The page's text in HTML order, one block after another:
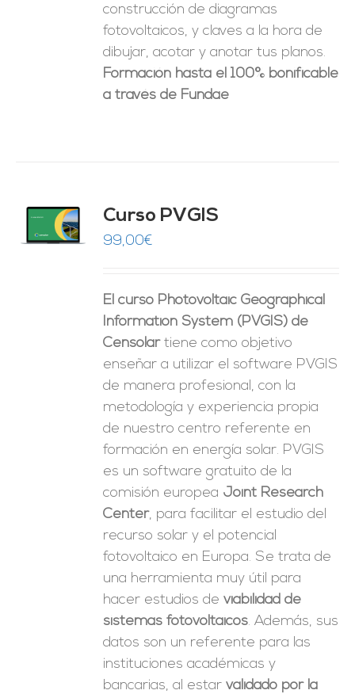
construcción de diagramas
fotovoltaicos, y claves a la hora de
dibujar, acotar y anotar tus planos.
Formación hasta el 100% bonificable
a través de Fundae
Curso PVGIS
99,00€
El curso Photovoltaic Geographical
Information System (PVGIS) de
Censolartiene como objetivo
enseñar a utilizar el software PVGIS
de manera profesional, con la
metodología y experiencia propia
de nuestro centro referente en
formación en energía solar. PVGIS
es un software gratuito de la
comisión europea Joint Research
Center, para facilitar el estudio del
recurso solar y el potencial
fotovoltaico en Europa. Se trata de
una herramienta muy útil para
hacer estudios deviabilidad de
sistemas fotovoltaicos. Además, sus
datos son un referente para las
instituciones académicas y
bancarias, al estarvalidado por la